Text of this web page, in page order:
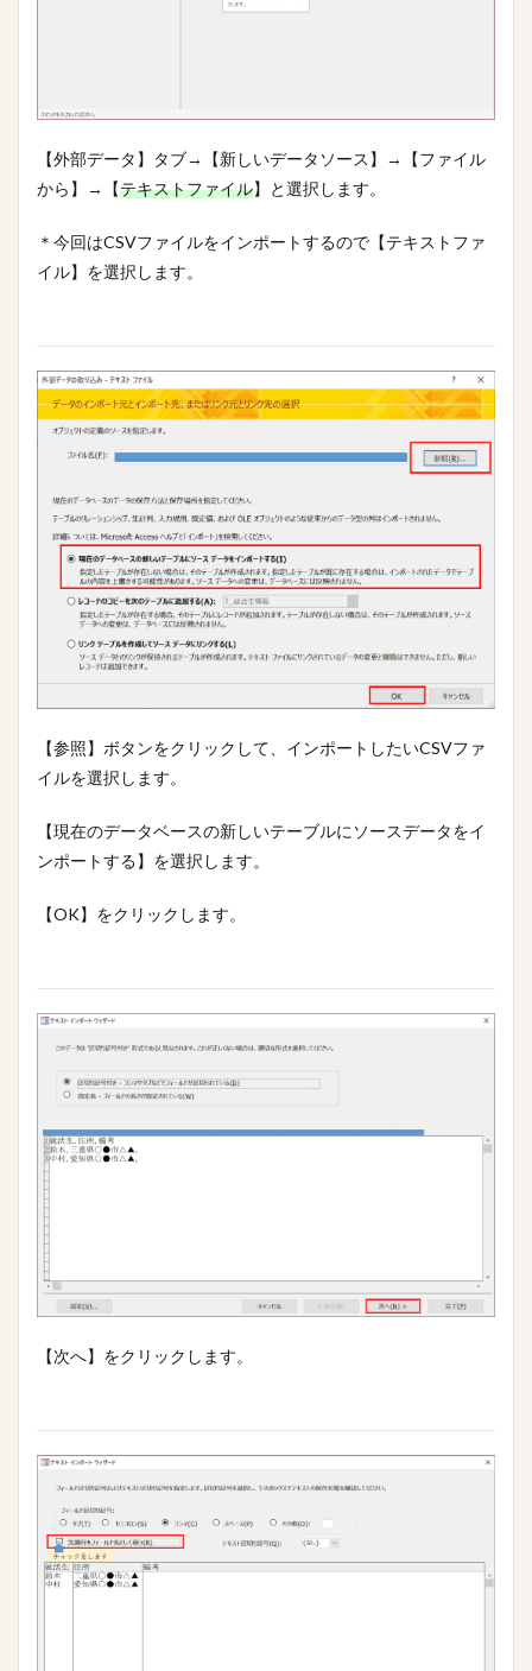
【外部データ】タブ→【新しいデータソース】→【ファイル
から】→【テキストファイル】と選択します。
＊今回はCSVファイルをインポートするので【テキストファ
イル】を選択します。
【参照】ボタンをクリックして、インポートしたいCSVファ
イルを選択します。
【現在のデータベースの新しいテーブルにソースデータをイ
ンポートする】を選択します。
【OK】をクリックします。
【次へ】をクリックします。